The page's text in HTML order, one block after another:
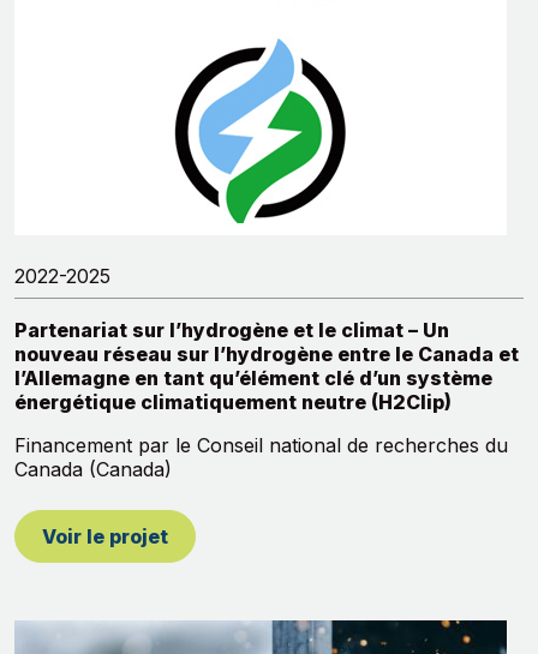
2022-2025
Partenariat sur l’hydrogène et le climat – Un
nouveau réseau sur l’hydrogène entre le Canada et
l’Allemagne en tant qu’élément clé d’un système
énergétique climatiquement neutre (H2Clip)
Financement par le Conseil national de recherches du
Canada (Canada)
Voir le projet